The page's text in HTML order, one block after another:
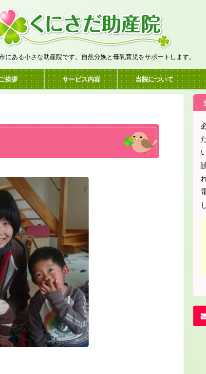
にある小さな助産院です。自然分娩と母乳育児をサポートします。
挨拶 サービス内容 当院について